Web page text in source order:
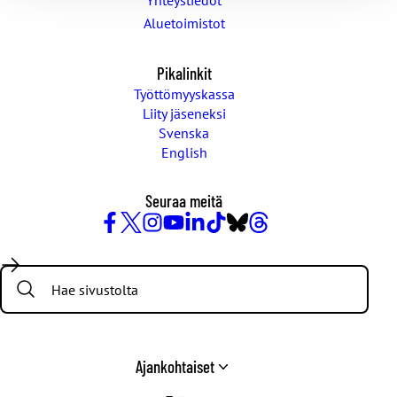
Aluetoimistot
Pikalinkit
Työttömyyskassa
Liity jäseneksi
Svenska
English
Seuraa meitä
/
Twitter
Search:
Ajankohtaiset